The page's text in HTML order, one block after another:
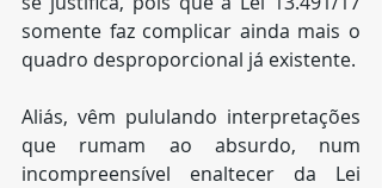
somente faz complicar ainda mais o
quadro desproporcional já existente.
Aliás, vêm pululando interpretações
que rumam ao absurdo, num
incompreensível enaltecer da Lei